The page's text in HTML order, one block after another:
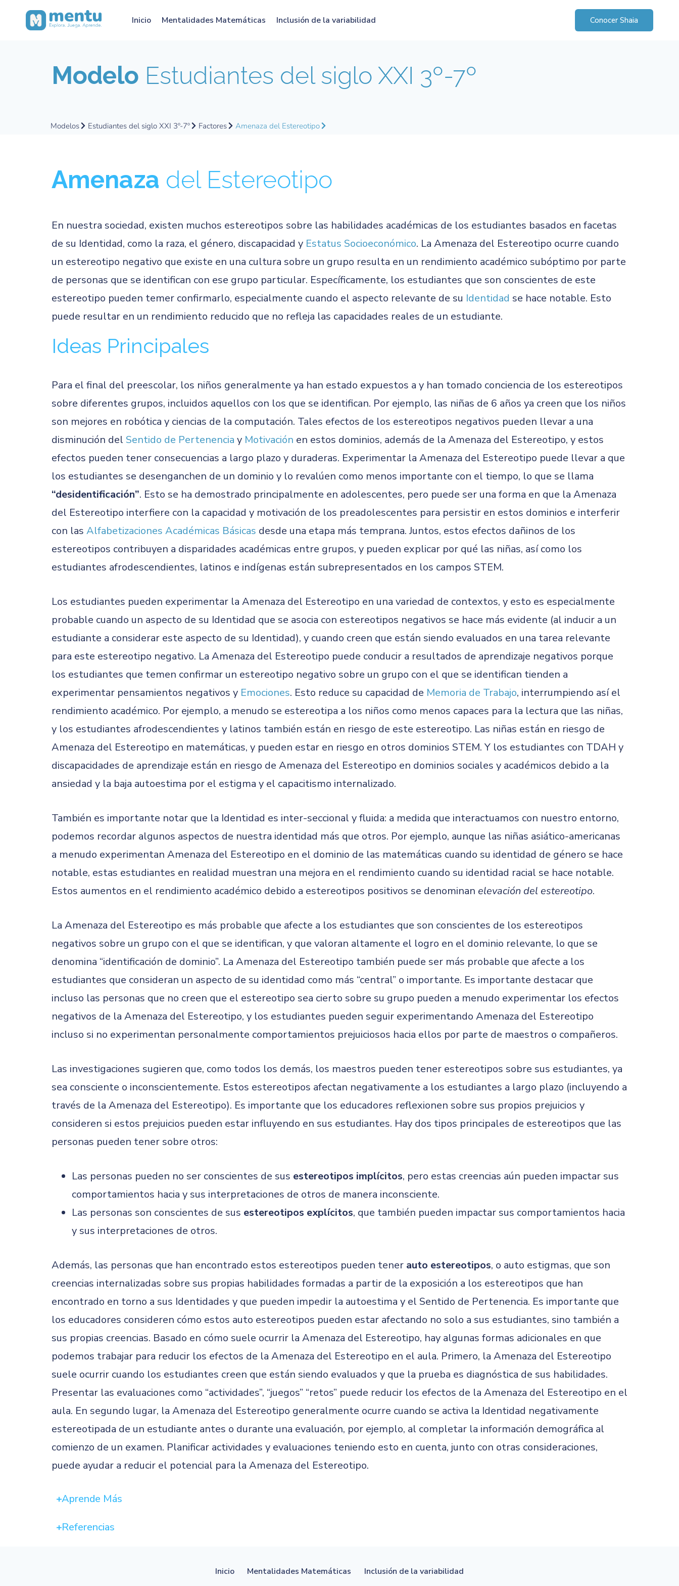
Inicio Mentalidades Matemáticas Inclusión de la variabilidad Conocer Shaia
Modelo Estudiantes del siglo XXI 3º-7º
Modelos Estudiantes del siglo XXI 3º-7º Factores Amenaza del Estereotipo
Amenaza del Estereotipo
En nuestra sociedad, existen muchos estereotipos sobre las habilidades académicas de los estudiantes basados en facetas
de su Identidad, como la raza, el género, discapacidad y Estatus Socioeconómico. La Amenaza del Estereotipo ocurre cuando
un estereotipo negativo que existe en una cultura sobre un grupo resulta en un rendimiento académico subóptimo por parte
de personas que se identifican con ese grupo particular. Específicamente, los estudiantes que son conscientes de este
estereotipo pueden temer confirmarlo, especialmente cuando el aspecto relevante de su Identidad se hace notable. Esto
puede resultar en un rendimiento reducido que no refleja las capacidades reales de un estudiante.
Ideas Principales
Para el final del preescolar, los niños generalmente ya han estado expuestos a y han tomado conciencia de los estereotipos
sobre diferentes grupos, incluidos aquellos con los que se identifican. Por ejemplo, las niñas de 6 años ya creen que los niños
son mejores en robótica y ciencias de la computación. Tales efectos de los estereotipos negativos pueden llevar a una
disminución del Sentido de Pertenencia y Motivación en estos dominios, además de la Amenaza del Estereotipo, y estos
efectos pueden tener consecuencias a largo plazo y duraderas. Experimentar la Amenaza del Estereotipo puede llevar a que
los estudiantes se desenganchen de un dominio y lo revalúen como menos importante con el tiempo, lo que se llama
“desidentificación”. Esto se ha demostrado principalmente en adolescentes, pero puede ser una forma en que la Amenaza
del Estereotipo interfiere con la capacidad y motivación de los preadolescentes para persistir en estos dominios e interferir
con las Alfabetizaciones Académicas Básicas desde una etapa más temprana. Juntos, estos efectos dañinos de los
estereotipos contribuyen a disparidades académicas entre grupos, y pueden explicar por qué las niñas, así como los
estudiantes afrodescendientes, latinos e indígenas están subrepresentados en los campos STEM.
Los estudiantes pueden experimentar la Amenaza del Estereotipo en una variedad de contextos, y esto es especialmente
probable cuando un aspecto de su Identidad que se asocia con estereotipos negativos se hace más evidente (al inducir a un
estudiante a considerar este aspecto de su Identidad), y cuando creen que están siendo evaluados en una tarea relevante
para este estereotipo negativo. La Amenaza del Estereotipo puede conducir a resultados de aprendizaje negativos porque
los estudiantes que temen confirmar un estereotipo negativo sobre un grupo con el que se identifican tienden a
experimentar pensamientos negativos y Emociones. Esto reduce su capacidad de Memoria de Trabajo, interrumpiendo así el
rendimiento académico. Por ejemplo, a menudo se estereotipa a los niños como menos capaces para la lectura que las niñas,
y los estudiantes afrodescendientes y latinos también están en riesgo de este estereotipo. Las niñas están en riesgo de
Amenaza del Estereotipo en matemáticas, y pueden estar en riesgo en otros dominios STEM. Y los estudiantes con TDAH y
discapacidades de aprendizaje están en riesgo de Amenaza del Estereotipo en dominios sociales y académicos debido a la
ansiedad y la baja autoestima por el estigma y el capacitismo internalizado.
También es importante notar que la Identidad es inter-seccional y fluida: a medida que interactuamos con nuestro entorno,
podemos recordar algunos aspectos de nuestra identidad más que otros. Por ejemplo, aunque las niñas asiático-americanas
a menudo experimentan Amenaza del Estereotipo en el dominio de las matemáticas cuando su identidad de género se hace
notable, estas estudiantes en realidad muestran una mejora en el rendimiento cuando su identidad racial se hace notable.
Estos aumentos en el rendimiento académico debido a estereotipos positivos se denominan elevación del estereotipo.
La Amenaza del Estereotipo es más probable que afecte a los estudiantes que son conscientes de los estereotipos
negativos sobre un grupo con el que se identifican, y que valoran altamente el logro en el dominio relevante, lo que se
denomina “identificación de dominio”. La Amenaza del Estereotipo también puede ser más probable que afecte a los
estudiantes que consideran un aspecto de su identidad como más “central” o importante. Es importante destacar que
incluso las personas que no creen que el estereotipo sea cierto sobre su grupo pueden a menudo experimentar los efectos
negativos de la Amenaza del Estereotipo, y los estudiantes pueden seguir experimentando Amenaza del Estereotipo
incluso si no experimentan personalmente comportamientos prejuiciosos hacia ellos por parte de maestros o compañeros.
Las investigaciones sugieren que, como todos los demás, los maestros pueden tener estereotipos sobre sus estudiantes, ya
sea consciente o inconscientemente. Estos estereotipos afectan negativamente a los estudiantes a largo plazo (incluyendo a
través de la Amenaza del Estereotipo). Es importante que los educadores reflexionen sobre sus propios prejuicios y
consideren si estos prejuicios pueden estar influyendo en sus estudiantes. Hay dos tipos principales de estereotipos que las
personas pueden tener sobre otros:
Las personas pueden no ser conscientes de sus estereotipos implícitos, pero estas creencias aún pueden impactar sus
comportamientos hacia y sus interpretaciones de otros de manera inconsciente.
Las personas son conscientes de sus estereotipos explícitos, que también pueden impactar sus comportamientos hacia
y sus interpretaciones de otros.
Además, las personas que han encontrado estos estereotipos pueden tener auto estereotipos, o auto estigmas, que son
creencias internalizadas sobre sus propias habilidades formadas a partir de la exposición a los estereotipos que han
encontrado en torno a sus Identidades y que pueden impedir la autoestima y el Sentido de Pertenencia. Es importante que
los educadores consideren cómo estos auto estereotipos pueden estar afectando no solo a sus estudiantes, sino también a
sus propias creencias. Basado en cómo suele ocurrir la Amenaza del Estereotipo, hay algunas formas adicionales en que
podemos trabajar para reducir los efectos de la Amenaza del Estereotipo en el aula. Primero, la Amenaza del Estereotipo
suele ocurrir cuando los estudiantes creen que están siendo evaluados y que la prueba es diagnóstica de sus habilidades.
Presentar las evaluaciones como “actividades”, “juegos” “retos” puede reducir los efectos de la Amenaza del Estereotipo en el
aula. En segundo lugar, la Amenaza del Estereotipo generalmente ocurre cuando se activa la Identidad negativamente
estereotipada de un estudiante antes o durante una evaluación, por ejemplo, al completar la información demográfica al
comienzo de un examen. Planificar actividades y evaluaciones teniendo esto en cuenta, junto con otras consideraciones,
puede ayudar a reducir el potencial para la Amenaza del Estereotipo.
Aprende Más
Referencias
Inicio Mentalidades Matemáticas Inclusión de la variabilidad